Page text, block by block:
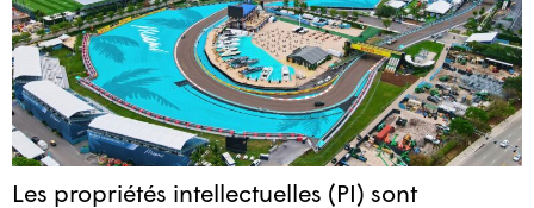
Les propriétés intellectuelles (PI) sont